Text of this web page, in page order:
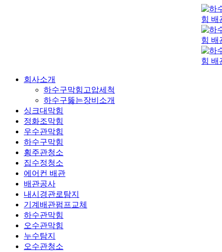
회사소개
하수구막힘고압세척
하수구뚫는장비소개
싱크대막힘
정화조막힘
우수관막힘
하수구막힘
횡주관청소
집수정청소
에어컨 배관
배관공사
내시경관로탐지
기계배관펌프교체
하수관막힘
오수관막힘
누수탐지
오수관청소